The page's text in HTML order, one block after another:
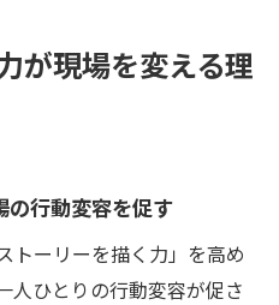
が現場を変える理
の行動変容を促す
トーリーを描く力」を高め
人ひとりの行動変容が促さ